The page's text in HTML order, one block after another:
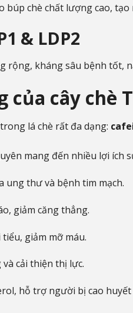
búp chè chất lượng cao,
& LDP2
rộng, kháng sâu bệnh tốt,
của cây chè
lá chè rất đa dạng:
mang đến nhiều lợi ích
ung thư và bệnh tim mạch.
giảm căng thẳng.
giảm mỡ máu.
cải thiện thị lực.
hỗ trợ người bị cao huyết